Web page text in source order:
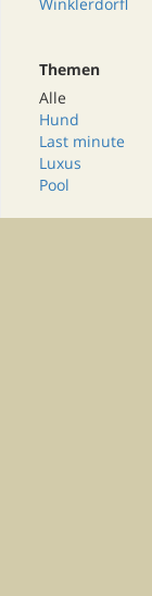
Themen
Alle
Hund
Last minute
Luxus
Pool